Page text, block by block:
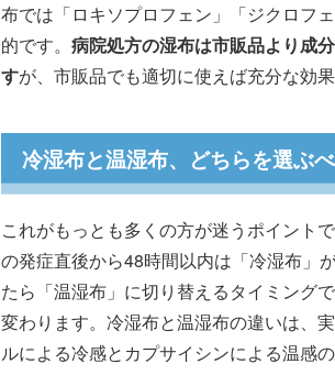
布では「ロキソプロフェン」「ジクロフ
的です。 病院処方の湿布は市販品より成
すが、市販品でも適切に使えば充分な効果
冷湿布と温湿布、どちらを選ぶ
これがもっとも多くの方が迷うポイント
の発症直後から48時間以内は「冷湿布」
たら「温湿布」に切り替えるタイミング
変わります。冷湿布と温湿布の違いは、
ルによる冷感とカプサイシンによる温感の